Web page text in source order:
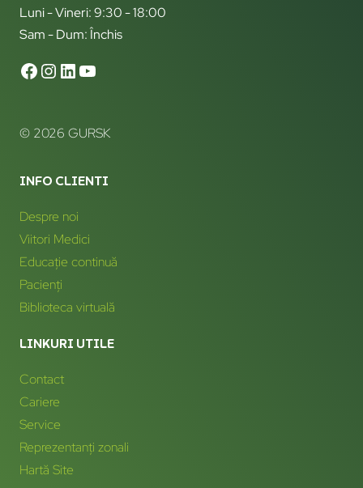
Luni - Vineri: 9:30 - 18:00
Sam - Dum: Închis
© 2026 GURSK
INFO CLIENTI
Despre noi
Viitori Medici
Educație continuă
Pacienți
Biblioteca virtuală
LINKURI UTILE
Contact
Cariere
Service
Reprezentanți zonali
Hartă Site